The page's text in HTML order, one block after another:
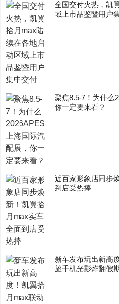
全国交付火热，凯
域上市品鉴暨用户
聚焦8.5-7！为什么
你一定要来看？
近百家形象店同步
到店受热捧
新车发布玩出新高
旅千机光影炸翻假